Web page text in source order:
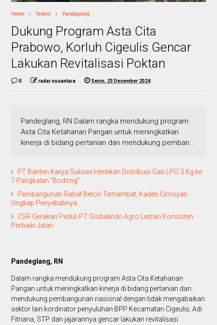
Home Terkini Pandeglang
Dukung Program Asta Cita
Prabowo, Korluh Cigeulis Gencar
Lakukan Revitalisasi Poktan
0 radar nusantara Senin, 23 Desember 2024
Pandeglang, RN Dalam rangka mendukung program
Asta Cita Ketahanan Pangan untuk meningkatkan
kinerja di bidang pertanian dan mendukung pemban...
PT Banten Karya Sukses Hentikan Distribusi Gas LPG 3 Kg ke
7 Pangkalan "Bodong"
Pembangunan Rabat Beton Terhambat, Kades Cimoyan
Ungkap Penyebabnya
CSR Gerakan Peduli PT Globalindo Agro Lestari Konsisten
Perbaiki Jalan
Pandeglang, RN
Dalam rangka mendukung program Asta Cita Ketahanan
Pangan untuk meningkatkan kinerja di bidang pertanian dan
mendukung pembangunan nasional dengan tidak mengabaikan
sektor lain kordinator penyuluhan BPP Kecamatan Cigeulis, Adi
Fitriana, STP dan jajarannya gencar lakukan revitalisasi